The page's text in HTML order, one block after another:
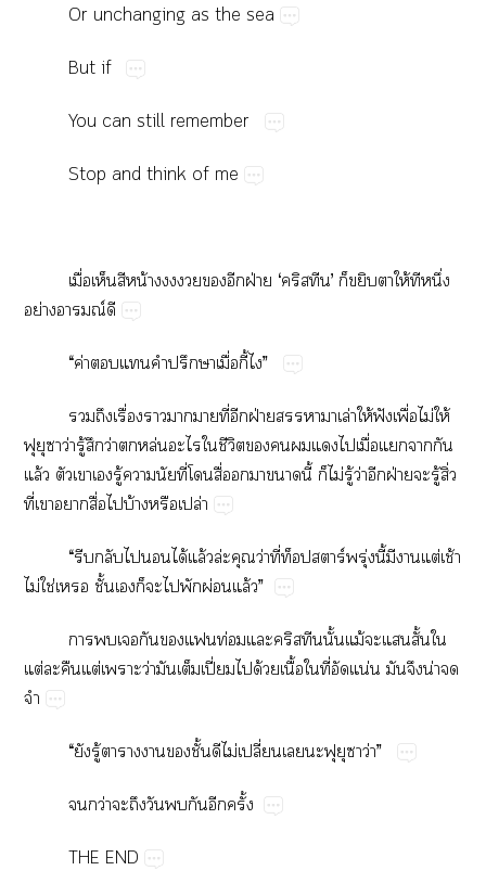
Or​unchanging​as​the​sea
But​if
You​can​still​remember
Stop​and​think​of​me
ื่​​​น้​​​ฝ่​‘’​​​​ให้​​ึ่​
ย่​ณ์​
“​ค่​​​​ป​ื่​ี้​”
​​ื่​​​​ี่​​ฝ่​​​​ล่​ให้​ฟั​ื่​ไม่ให้​
​​​ว่​ู้​​ว่​​ล่​​​ี​​​​​​ื่​​​​
ล้​​​​ู้​​​ี่​​ื่​​​​ี้​​ไม่​ู้​ว่​​ฝ่​​ู้​ิ่​
ี่​​​ื่​​บ้​​ปล่
“​​​​​ได้​ล้​ล่​​ว่​ี่ร์ุ่​ี้​​​ต่​ช้​
ไม่​ใช่​​ั้​​​​​​ผ่​ล้”
​​​​ท่ั้​ม้​​​ั้​​
ต่​​​ต่​​ว่​​​ปี่​​ด้​ื้​​ี่​​น่​​​น่​​

“​​ู้​​​​​ั้​​ไม่​ปี่​​​​​​ว่”
​ว่​​​​​​​ั้
THE​END